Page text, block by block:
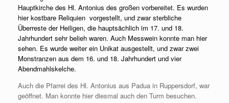
Hauptkirche des Hl. Antonius des großen vorbereitet. Es wurden
hier kostbare Reliquien vorgestellt, und zwar sterbliche
Überreste der Heiligen, die hauptsächlich im 17. und 18.
Jahrhundert sehr belieh waren. Auch Messwein konnte man hier
sehen. Es wurde weiter ein Unikat ausgestellt, und zwar zwei
Monstranzen aus dem 16. und 18. Jahrhundert und vier
Abendmahlskelche.
Auch die Pfarrei des Hl. Antonius aus Padua in Ruppersdorf, war
geöffnet. Man konnte hier diesmal auch den Turm besuchen.